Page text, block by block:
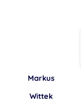
Markus
Wittek